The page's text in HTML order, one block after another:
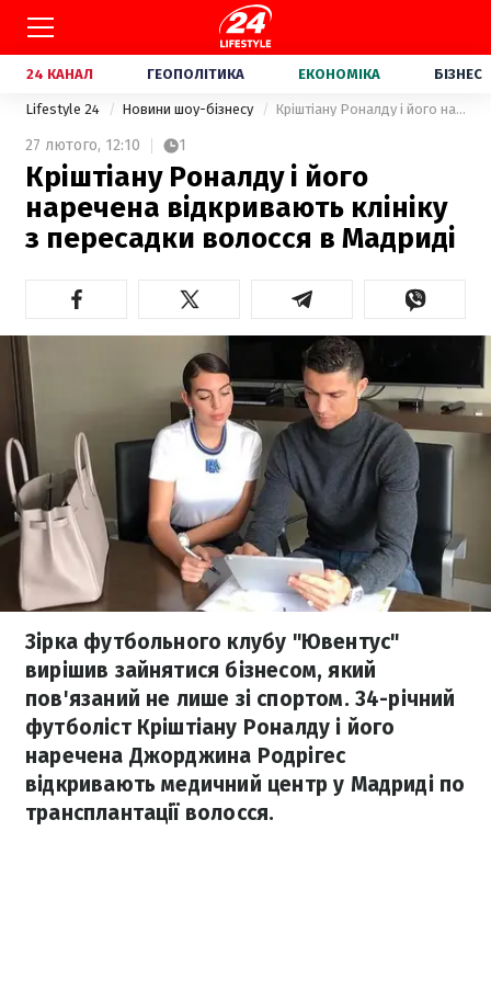
24 КАНАЛ ГЕОПОЛІТИКА ЕКОНОМІКА БІЗНЕС
Lifestyle 24 Новини шоу-бізнесу Кріштіану Роналду і його наречена відкривають клініку з пересадки волосся в Мадриді
27 лютого, 12:10 1
Кріштіану Роналду і його
наречена відкривають клініку
з пересадки волосся в Мадриді
Зірка футбольного клубу "Ювентус"
вирішив зайнятися бізнесом, який
пов'язаний не лише зі спортом. 34-річний
футболіст Кріштіану Роналду і його
наречена Джорджина Родрігес
відкривають медичний центр у Мадриді по
трансплантації волосся.